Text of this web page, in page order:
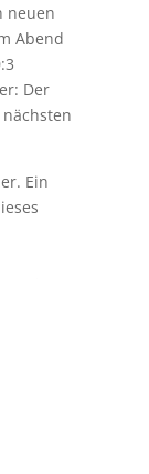
neuen
Abend
Der
Ein